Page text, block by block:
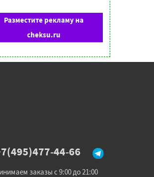
Разместите рекламу на
cheksu.ru
44-66
заказы с 9:00 до 21:00